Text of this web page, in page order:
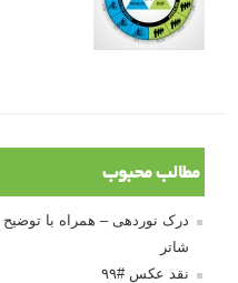
مطالب محبوب
شاتر
نقد عکس #۹۹